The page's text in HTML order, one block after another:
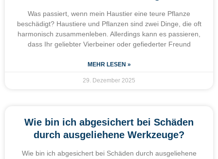
Was passiert, wenn mein Haustier eine teure Pflanze
beschädigt? Haustiere und Pflanzen sind zwei Dinge, die oft
harmonisch zusammenleben. Allerdings kann es passieren,
dass Ihr geliebter Vierbeiner oder gefiederter Freund
MEHR LESEN »
29. Dezember 2025
Wie bin ich abgesichert bei Schäden
durch ausgeliehene Werkzeuge?
Wie bin ich abgesichert bei Schäden durch ausgeliehene